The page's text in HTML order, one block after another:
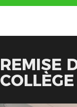
REMISE